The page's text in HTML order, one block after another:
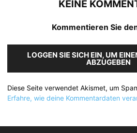
KEINE
Kommentieren Sie
LOGGEN SIE SICH EIN, UM
ABZUGEBEN
Diese Seite verwendet Akismet, um
Erfahre, wie deine Kommentardaten